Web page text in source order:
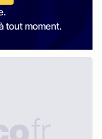
tout moment.